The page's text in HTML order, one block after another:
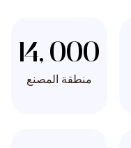
14, 000
منطقة المصنع